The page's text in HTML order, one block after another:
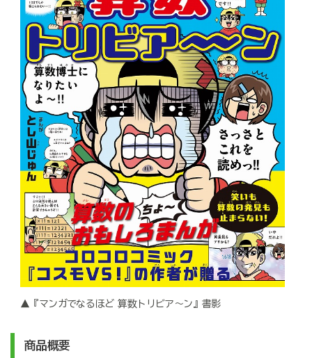
▲『マンガでなるほど 算数トリビア～ン』書影
商品概要